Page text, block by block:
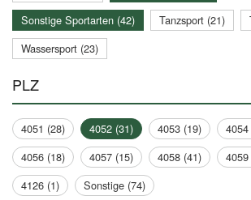
Sonstige Sportarten (42)
Tanzsport (21)
Wassersport (23)
PLZ
4051 (28) 4052 (31) 4053 (19)
4056 (18)
4057 (15) 4058 (41)
4126 (1)
Sonstige (74)